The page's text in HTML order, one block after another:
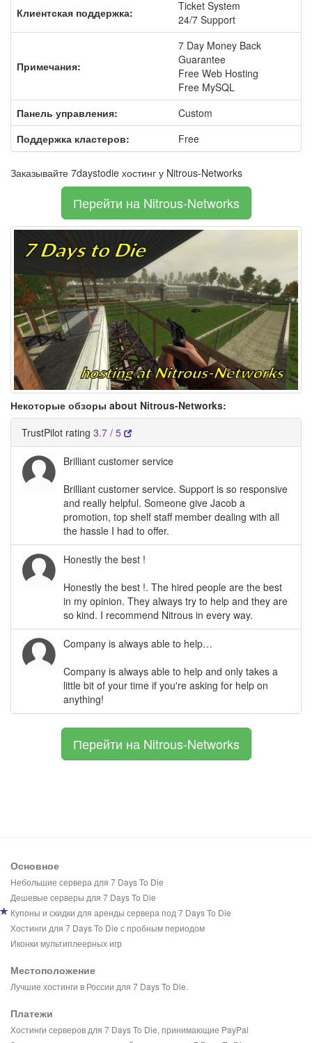
Клиентская поддержка:
Ticket System
24/7 Support
Примечания:
7 Day Money Back
Guarantee
Free Web Hosting
Free MySQL
Панель управления:
Custom
Поддержка кластеров:
Free
Заказывайте 7daystodie хостинг у Nitrous-Networks
Перейти на Nitrous-Networks
Некоторые обзоры about Nitrous-Networks:
TrustPilot rating 3.7 / 5
Brilliant customer service
Brilliant customer service. Support is so responsive
and really helpful. Someone give Jacob a
promotion, top shelf staff member dealing with all
the hassle I had to offer.
Honestly the best !
Honestly the best !. The hired people are the best
in my opinion. They always try to help and they are
so kind. I recommend Nitrous in every way.
Company is always able to help…
Company is always able to help and only takes a
little bit of your time if you're asking for help on
anything!
Перейти на Nitrous-Networks
Основное
Небольшие сервера для 7 Days To Die
Дешевые серверы для 7 Days To Die
Купоны и скидки для аренды сервера под 7 Days To Die
Хостинги для 7 Days To Die с пробным периодом
Иконки мультиплеерных игр
Местоположение
Лучшие хостинги в России для 7 Days To Die.
Платежи
Хостинги серверов для 7 Days To Die, принимающие PayPal